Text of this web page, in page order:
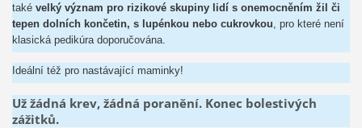
také velký význam pro rizikové skupiny lidí s onemocněním žil či
tepen dolních končetin, s lupénkou nebo cukrovkou , pro které není
klasická pedikúra doporučována.
Ideální též pro nastávající maminky!
Už žádná krev, žádná poranění. Konec bolestivých
zážitků.